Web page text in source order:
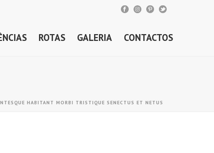
ROTAS GALERIA CONTACTOS
HABITANT MORBI TRISTIQUE SENECTUS ET NETUS